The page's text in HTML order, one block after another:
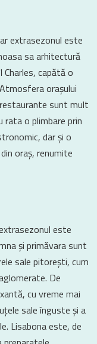
extrasezonul este
sa arhitectură
Charles, capătă o
orașului
sunt mult
rata o plimbare prin
dar și o
oraș, renumite
este
și primăvara sunt
sale pitorești, cum
De
cu vreme mai
sale înguste și a
Lisabona este, de